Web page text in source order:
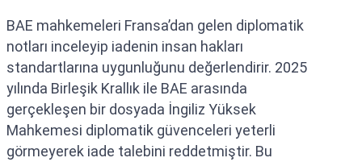
BAE mahkemeleri Fransa’dan gelen diplomatik
notları inceleyip iadenin insan hakları
standartlarına uygunluğunu değerlendirir. 2025
yılında Birleşik Krallık ile BAE arasında
gerçekleşen bir dosyada İngiliz Yüksek
Mahkemesi diplomatik güvenceleri yeterli
görmeyerek iade talebini reddetmiştir. Bu